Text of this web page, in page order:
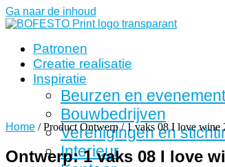
Ga naar de inhoud
Patronen
Creatie realisatie
Inspiratie
Beurzen en
Bouwbedrijven
Verenigingen en
Interieur
Home / Product Ontwerp / 1 vaks 08 I love wine
Ontwerp: 1 vaks 08 I love